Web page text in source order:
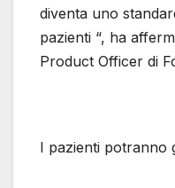
diventa uno
pazienti “, ha
Product Officer di
I pazienti potranno